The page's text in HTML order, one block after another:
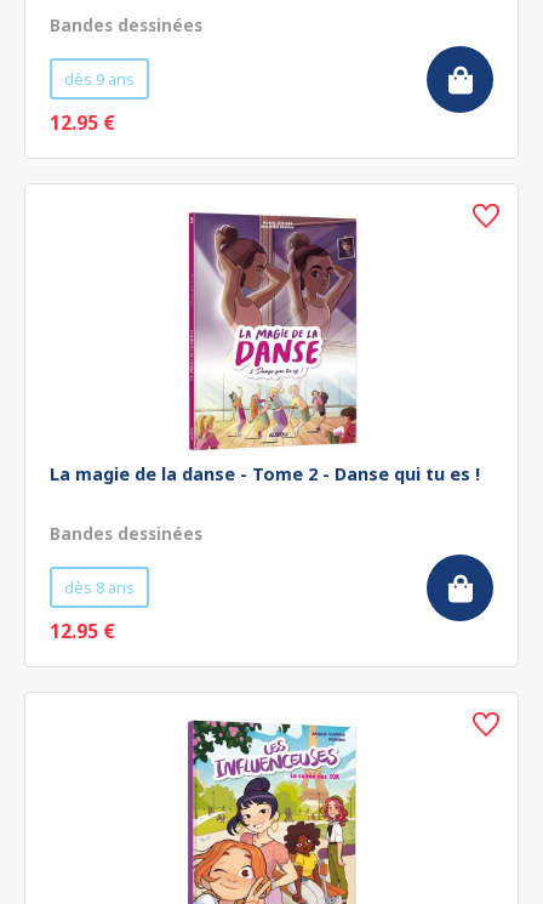
Bandes dessinées
dès 9 ans
12.95 €
La magie de la danse - Tome 2 - Danse qui tu es !
Bandes dessinées
dès 8 ans
12.95 €